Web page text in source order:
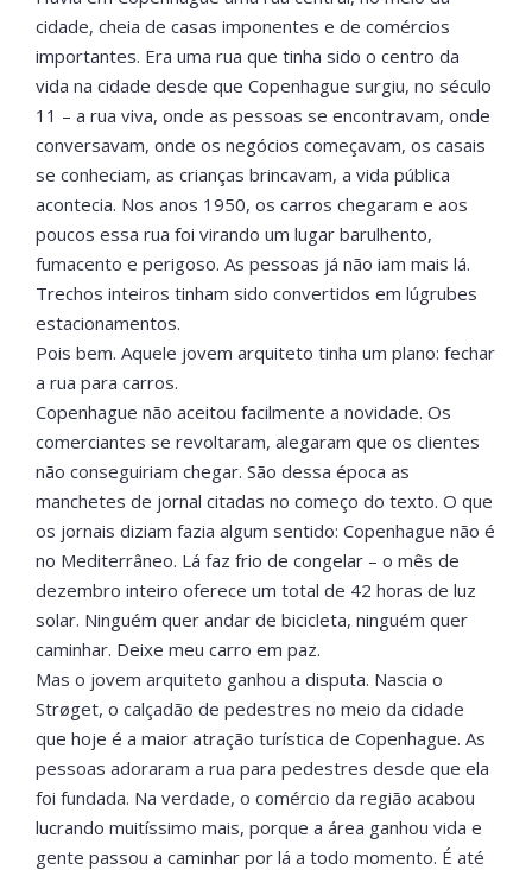
cidade, cheia de casas imponentes e de comércios
importantes. Era uma rua que tinha sido o centro da
vida na cidade desde que Copenhague surgiu, no século
11 – a rua viva, onde as pessoas se encontravam, onde
conversavam, onde os negócios começavam, os casais
se conheciam, as crianças brincavam, a vida pública
acontecia. Nos anos 1950, os carros chegaram e aos
poucos essa rua foi virando um lugar barulhento,
fumacento e perigoso. As pessoas já não iam mais lá.
Trechos inteiros tinham sido convertidos em lúgrubes
estacionamentos.
Pois bem. Aquele jovem arquiteto tinha um plano: fechar
a rua para carros.
Copenhague não aceitou facilmente a novidade. Os
comerciantes se revoltaram, alegaram que os clientes
não conseguiriam chegar. São dessa época as
manchetes de jornal citadas no começo do texto. O que
os jornais diziam fazia algum sentido: Copenhague não é
no Mediterrâneo. Lá faz frio de congelar – o mês de
dezembro inteiro oferece um total de 42 horas de luz
solar. Ninguém quer andar de bicicleta, ninguém quer
caminhar. Deixe meu carro em paz.
Mas o jovem arquiteto ganhou a disputa. Nascia o
Strøget, o calçadão de pedestres no meio da cidade
que hoje é a maior atração turística de Copenhague. As
pessoas adoraram a rua para pedestres desde que ela
foi fundada. Na verdade, o comércio da região acabou
lucrando muitíssimo mais, porque a área ganhou vida e
gente passou a caminhar por lá a todo momento. É até